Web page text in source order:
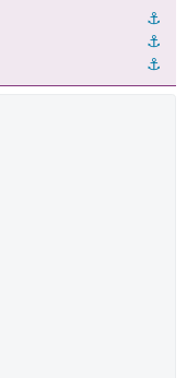
⚓︎
⚓︎
⚓︎